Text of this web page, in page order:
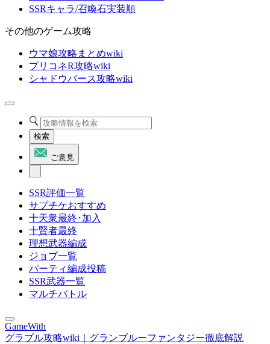
SSRキャラ/召喚石実装順
その他のゲーム攻略
ウマ娘攻略まとめwiki
プリコネR攻略wiki
シャドウバース攻略wiki
検索
ご意見
SSR評価一覧
サプチケおすすめ
十天衆最終･加入
十賢者最終
理想武器編成
ジョブ一覧
パーティ編成投稿
SSR武器一覧
マルチバトル
GameWith
グラブル攻略wiki｜グランブルーファンタジー徹底解説